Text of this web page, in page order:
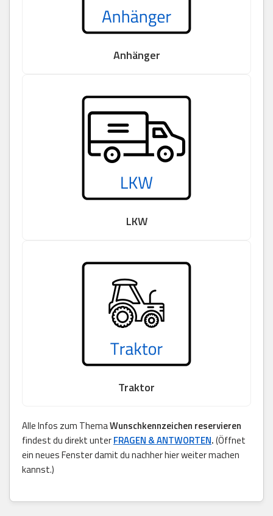
Anhänger
LKW
Traktor
Alle Infos zum ThemaWunschkennzeichen reservieren
findest du direkt unterFRAGEN & ANTWORTEN.(Öffnet
ein neues Fenster damit du nachher hier weiter machen
kannst.)